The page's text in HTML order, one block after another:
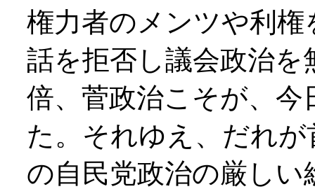
権力者のメンツや利
話を拒否し議会政治
倍、菅政治こそが、
た。それゆえ、だれ
の自民党政治の厳し